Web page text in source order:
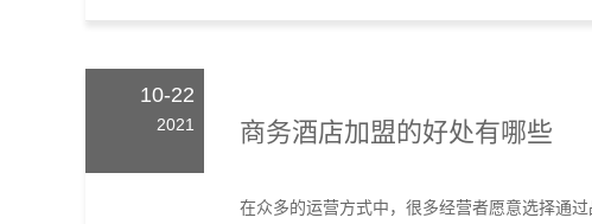
10-22
2021 商务酒店加盟的好处有哪些
在众多的运营方式中，很多经营者愿意选择通